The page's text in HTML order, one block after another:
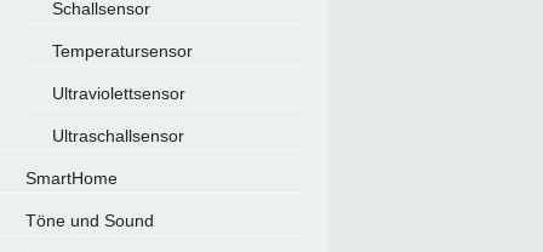
Schallsensor
Temperatursensor
Ultraviolettsensor
Ultraschallsensor
SmartHome
Töne und Sound